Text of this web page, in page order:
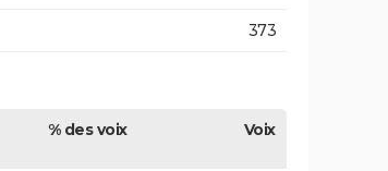
373
% des voix Voix